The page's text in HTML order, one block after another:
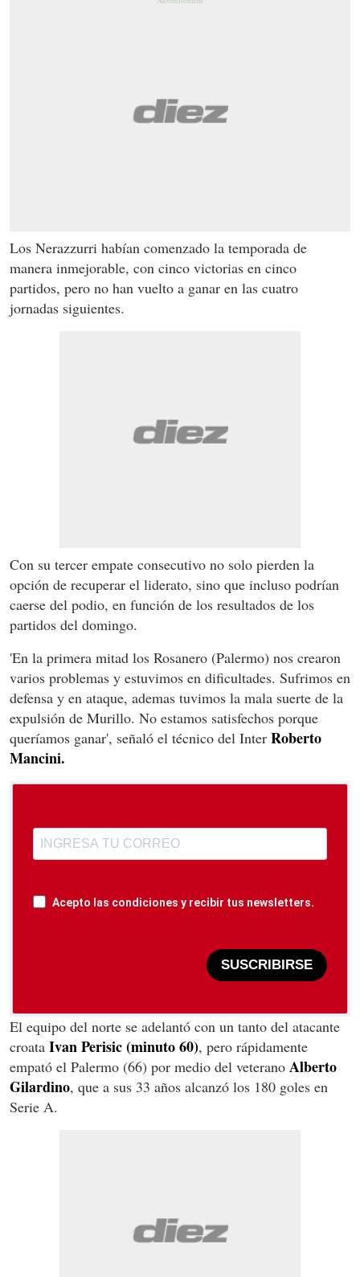
Los Nerazzurri habían comenzado la temporada de
manera inmejorable, con cinco victorias en cinco
partidos, pero no han vuelto a ganar en las cuatro
jornadas siguientes.
Con su tercer empate consecutivo no solo pierden la
opción de recuperar el liderato, sino que incluso podrían
caerse del podio, en función de los resultados de los
partidos del domingo.
'En la primera mitad los Rosanero (Palermo) nos crearon
varios problemas y estuvimos en dificultades. Sufrimos en
defensa y en ataque, ademas tuvimos la mala suerte de la
expulsión de Murillo. No estamos satisfechos porque
queríamos ganar', señaló el técnico del Inter Roberto
Mancini.
Acepto las condiciones y recibir tus newsletters.
SUSCRIBIRSE
El equipo del norte se adelantó con un tanto del atacante
croata Ivan Perisic (minuto 60), pero rápidamente
empató el Palermo (66) por medio del veterano Alberto
Gilardino, que a sus 33 años alcanzó los 180 goles en
Serie A.